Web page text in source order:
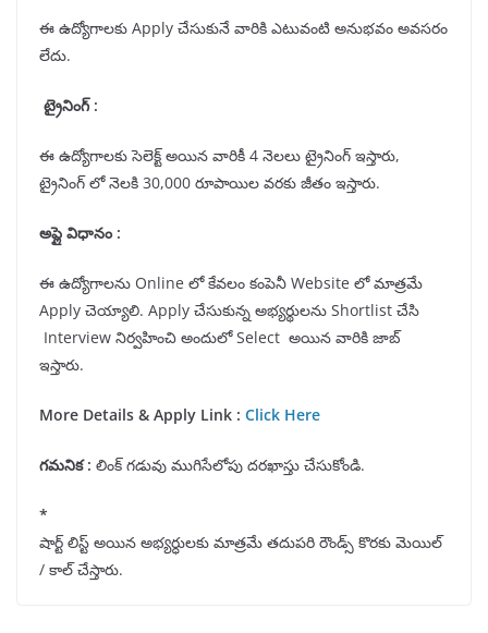
ఈ ఉద్యోగాలకు Apply చేసుకునే వారికి ఎటువంటి అనుభవం అవసరం
లేదు.
ట్రైనింగ్ :
ఈ ఉద్యోగాలకు సెలెక్ట్ అయిన వారికీ 4 నెలలు ట్రైనింగ్ ఇస్తారు,
ట్రైనింగ్ లో నెలకి 30,000 రూపాయిల వరకు జీతం ఇస్తారు.
అప్లై విధానం :
ఈ ఉద్యోగాలను Online లో కేవలం కంపెనీ Website లో మాత్రమే
Apply చెయ్యాలి. Apply చేసుకున్న అభ్యర్థులను Shortlist చేసి
Interview నిర్వహించి అందులో Select అయిన వారికి జాబ్
ఇస్తారు.
More Details & Apply Link : Click Here
గమనిక: లింక్ గడువు ముగిసేలోపు దరఖాస్తు చేసుకోండి.
*
షార్ట్ లిస్ట్ అయిన అభ్యర్ధులకు మాత్రమే తదుపరి రౌండ్స్ కొరకు మెయిల్
/ కాల్ చేస్తారు.